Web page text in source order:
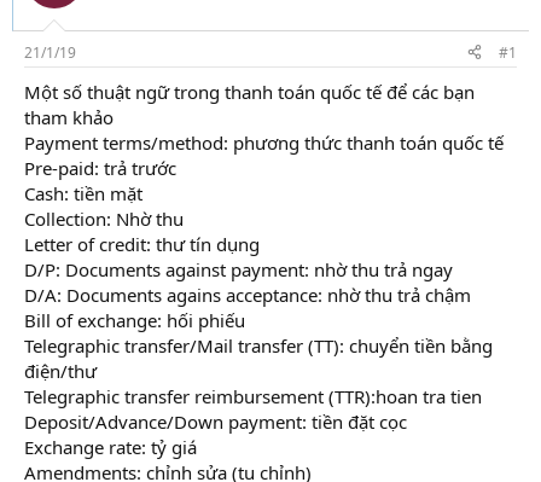
d
s
t
a
r
t
e
r
i
21/1/19 #1
Một số thuật ngữ trong thanh toán quốc tế để các bạn
tham khảo
Payment terms/method: phương thức thanh toán quốc tế
Pre-paid: trả trước
Cash: tiền mặt
Collection: Nhờ thu
Letter of credit: thư tín dụng
D/P: Documents against payment: nhờ thu trả ngay
D/A: Documents agains acceptance: nhờ thu trả chậm
Bill of exchange: hối phiếu
Telegraphic transfer/Mail transfer (TT): chuyển tiền bằng
điện/thư
Telegraphic transfer reimbursement (TTR):hoan tra tien
Deposit/Advance/Down payment: tiền đặt cọc
Exchange rate: tỷ giá
Amendments: chỉnh sửa (tu chỉnh)